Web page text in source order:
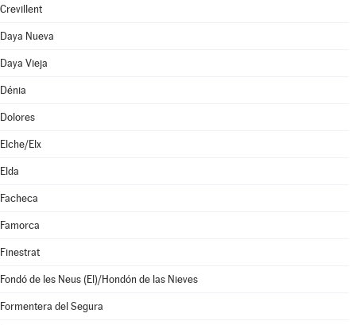
Crevillent
Daya Nueva
Daya Vieja
Dénia
Dolores
Elche/Elx
Elda
Facheca
Famorca
Finestrat
Fondó de les Neus (El)/Hondón de las Nieves
Formentera del Segura